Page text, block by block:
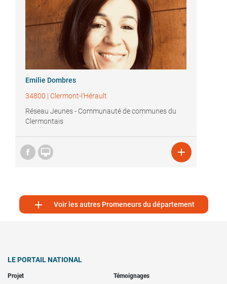
Emilie Dombres
34800 | Clermont-l'Hérault
Réseau Jeunes - Communauté de communes du
Clermontais
 
 Voir les autres Promeneurs du département
LE PORTAIL NATIONAL
Projet Témoignages